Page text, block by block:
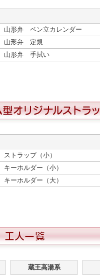
山形弁 ペン立カレンダー
山形弁 定規
山形弁 手拭い
ストラップ（小）
キーホルダー（小）
キーホルダー（大）
蔵王高湯系